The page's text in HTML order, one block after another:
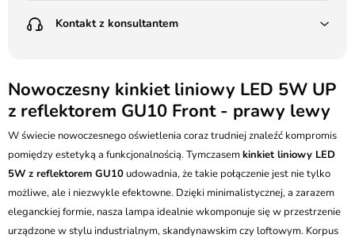
Poczta Polska Kurier 48H - 11 zł
(od 1000 zł dla gabarytów, nie dotyczy produktów 3m)
Pobranie:
Poczta Polska Kurier 48H - 16 zł
Kurier GLS - 20 zł
Przesyłka Gabarytowa - 35 zł
Kontakt z konsultantem
Batalionów Chłopskich 12, 94-058 Łódź
506 336 320
kontakt@ledstyl.pl
Nowoczesny kinkiet liniowy LED 5W UP
z reflektorem GU10 Front - prawy lewy
W świecie nowoczesnego oświetlenia coraz trudniej znaleźć kompromis
pomiędzy estetyką a funkcjonalnością. Tymczasemkinkiet liniowy LED
5W z reflektorem GU10 udowadnia, że takie połączenie jest nie tylko
możliwe, ale i niezwykle efektowne. Dzięki minimalistycznej, a zarazem
eleganckiej formie, nasza lampa idealnie wkomponuje się w przestrzenie
urządzone w stylu industrialnym, skandynawskim czy loftowym. Korpus